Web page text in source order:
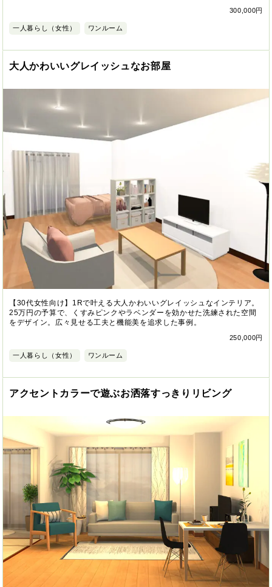
300,000円
一人暮らし（女性） ワンルーム
大人かわいいグレイッシュなお部屋
【30代女性向け】1Rで叶える大人かわいいグレイッシュなインテリア。
25万円の予算で、くすみピンクやラベンダーを効かせた洗練された空間
をデザイン。広々見せる工夫と機能美を追求した事例。
250,000円
一人暮らし（女性） ワンルーム
アクセントカラーで遊ぶお洒落すっきりリビング